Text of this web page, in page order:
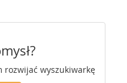
rozwijać wyszukiwarkę